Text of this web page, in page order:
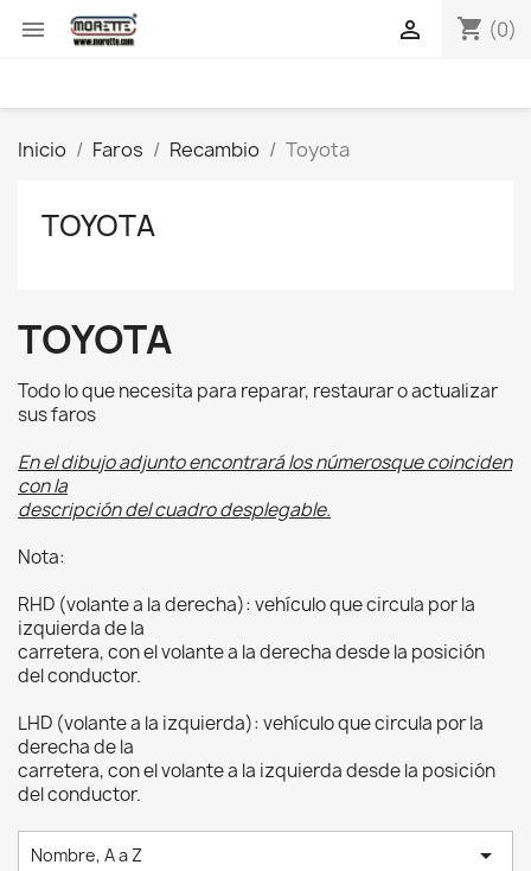
 shopping_cart (0)

Inicio Faros Recambio Toyota
TOYOTA
TOYOTA
Todo lo que necesita para reparar, restaurar o actualizar
sus faros
En el dibujo adjunto encontrará los númerosque coinciden
con la
descripción del cuadro desplegable.
Nota:
RHD (volante a la derecha): vehículo que circula por la
izquierda de la
carretera, con el volante a la derecha desde la posición
del conductor.
LHD (volante a la izquierda): vehículo que circula por la
derecha de la
carretera, con el volante a la izquierda desde la posición
del conductor.
Nombre, A a Z 